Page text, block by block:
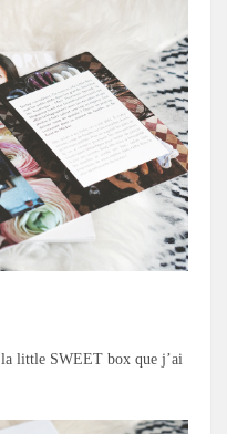
little SWEET box que j’ai